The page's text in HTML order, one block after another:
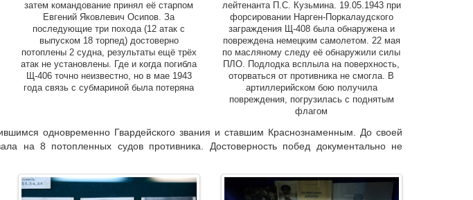
затем командование принял её старпом
Евгений Яковлевич Осипов. За
последующие три похода (12 атак с
выпуском 18 торпед) достоверно
потоплены 2 судна, результаты ещё трёх
атак не установлены. Где и когда погибла
Щ-406 точно неизвестно, но в мае 1943
года связь с субмариной была потеряна
лейтенанта П.С. Кузьмина. 19.05.1943 при
форсировании Нарген-Поркалаудского
заграждения Щ-408 была обнаружена и
повреждена немецким самолетом. 22 мая
по масляному следу её обнаружили силы
ПЛО. Подлодка всплыла на поверхность,
оторваться от противника не смогла. В
артиллерийском бою получила
повреждения, погрузилась с поднятым
флагом
одновременно Гвардейского звания и ставшим Краснознаменным. До своей
на 8 потопленных судов противника. Достоверность побед документально не